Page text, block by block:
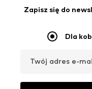
Zapisz się do
Dla
Twój adres e-